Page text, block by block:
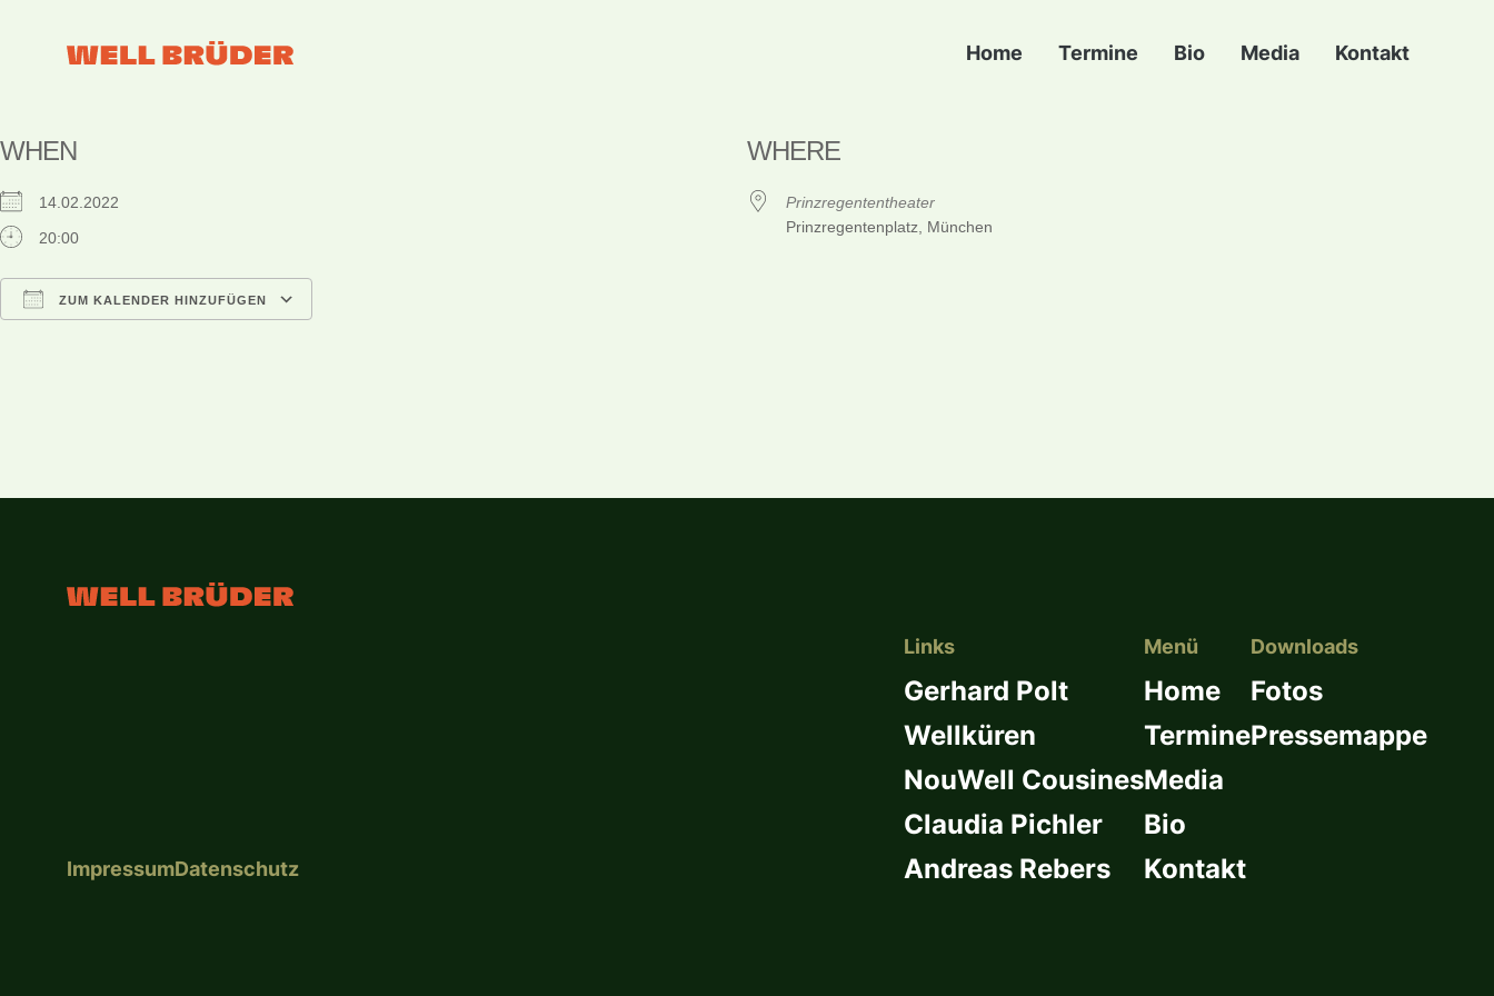
Home Termine Bio Media Kontakt
WHEN
14.02.2022
20:00
ZUM KALENDER HINZUFÜGEN
WHERE
Prinzregententheater
Prinzregentenplatz, München
ImpressumDatenschutz
Links
Gerhard Polt
Wellküren
NouWell Cousines
Claudia Pichler
Andreas Rebers
Menü
Home
Termine
Media
Bio
Kontakt
Downloads
Fotos
Pressemappe